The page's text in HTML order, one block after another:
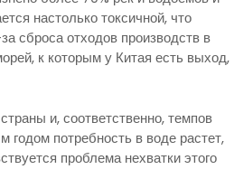
настолько токсичной, что
сброса отходов производств в
к которым у Китая есть выход,
и, соответственно, темпов
годом потребность в воде растет,
проблема нехватки этого